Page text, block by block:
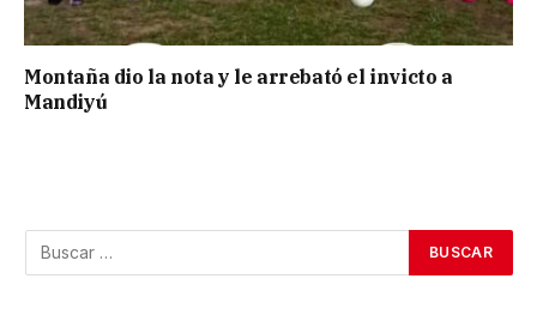
Montaña dio la nota y le arrebató el invicto a
Mandiyú